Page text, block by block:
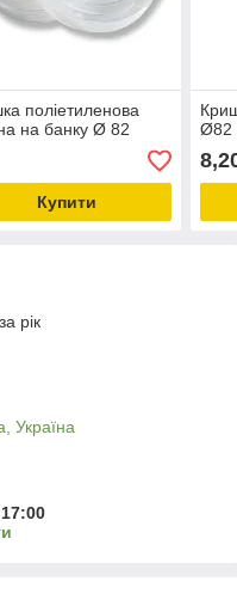
поліетиленова
на банку Ø 82
Купити
Ø82
рік
Україна